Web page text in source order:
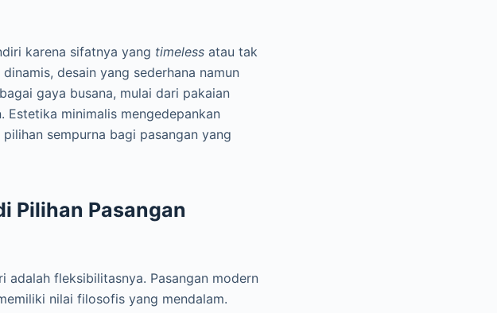
karena sifatnya yang timeless atau tak
desain yang sederhana namun
gaya busana, mulai dari pakaian
minimalis mengedepankan
sempurna bagi pasangan yang
Pilihan Pasangan
adalah fleksibilitasnya. Pasangan modern
nilai filosofis yang mendalam.